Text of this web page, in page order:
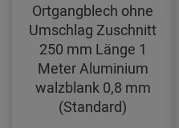
Ortgangblech ohne
Umschlag Zuschnitt
250 mm Länge 1
Meter Aluminium
walzblank 0,8 mm
(Standard)